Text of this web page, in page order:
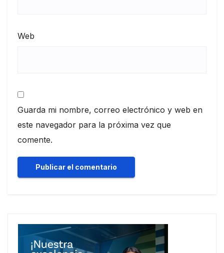
Web
Guarda mi nombre, correo electrónico y web en
este navegador para la próxima vez que
comente.